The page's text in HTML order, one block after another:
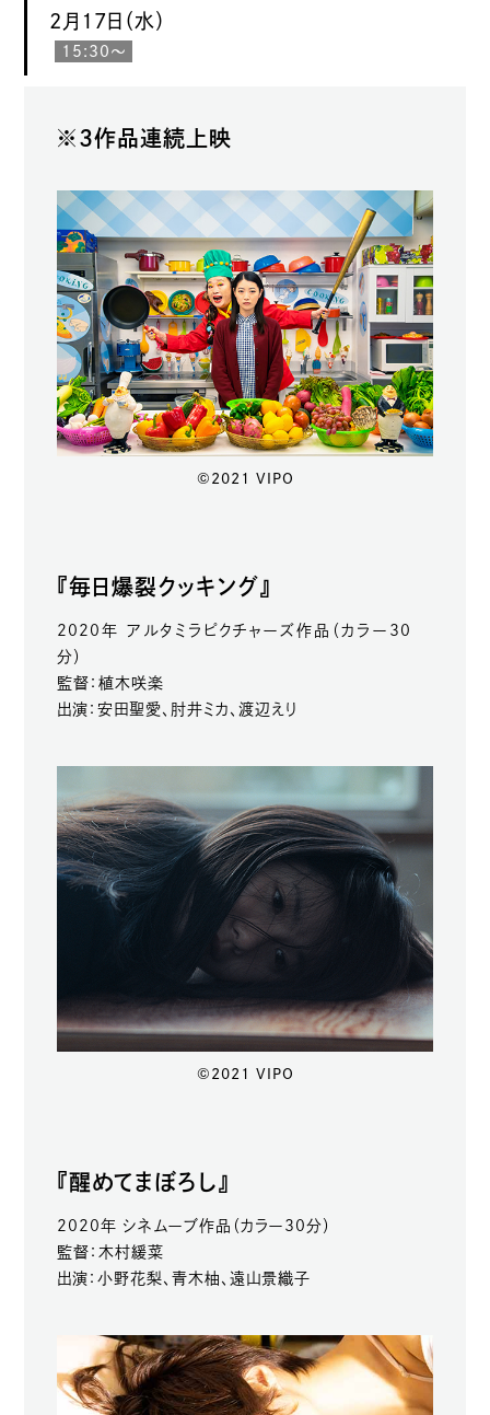
2月17日（水）
15:30〜
※3作品連続上映
『毎日爆裂クッキング』
2020年 アルタミラピクチャーズ作品（カラー30
分）
監督：植木咲楽
出演：安田聖愛、肘井ミカ、渡辺えり
©2021 VIPO
『醒めてまぼろし』
2020年 シネムーブ作品（カラー30分）
監督：木村緩菜
出演：小野花梨、青木柚、遠山景織子
©2021 VIPO